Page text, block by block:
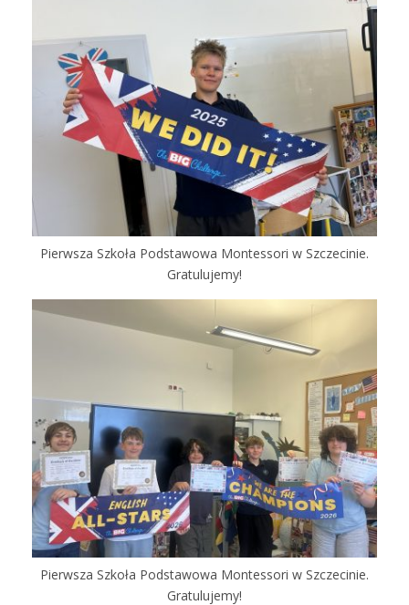
Pierwsza Szkoła Podstawowa Montessori w Szczecinie.
Gratulujemy!
Pierwsza Szkoła Podstawowa Montessori w Szczecinie.
Gratulujemy!